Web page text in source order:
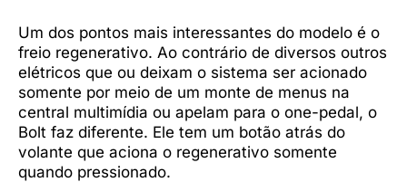
Um dos pontos mais interessantes do modelo é o
freio regenerativo. Ao contrário de diversos outros
elétricos que ou deixam o sistema ser acionado
somente por meio de um monte de menus na
central multimídia ou apelam para o one-pedal, o
Bolt faz diferente. Ele tem um botão atrás do
volante que aciona o regenerativo somente
quando pressionado.